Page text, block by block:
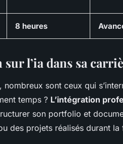
8 heures
l’ia dans sa
nombreux sont ceux qui
temps ? L’intégration
son portfolio et
des projets réalisés durant la